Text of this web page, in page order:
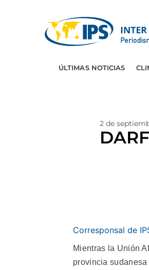
ÚLTIMAS NOTICIAS
2 de
Corresponsal de
Mientras la Unión
provincia